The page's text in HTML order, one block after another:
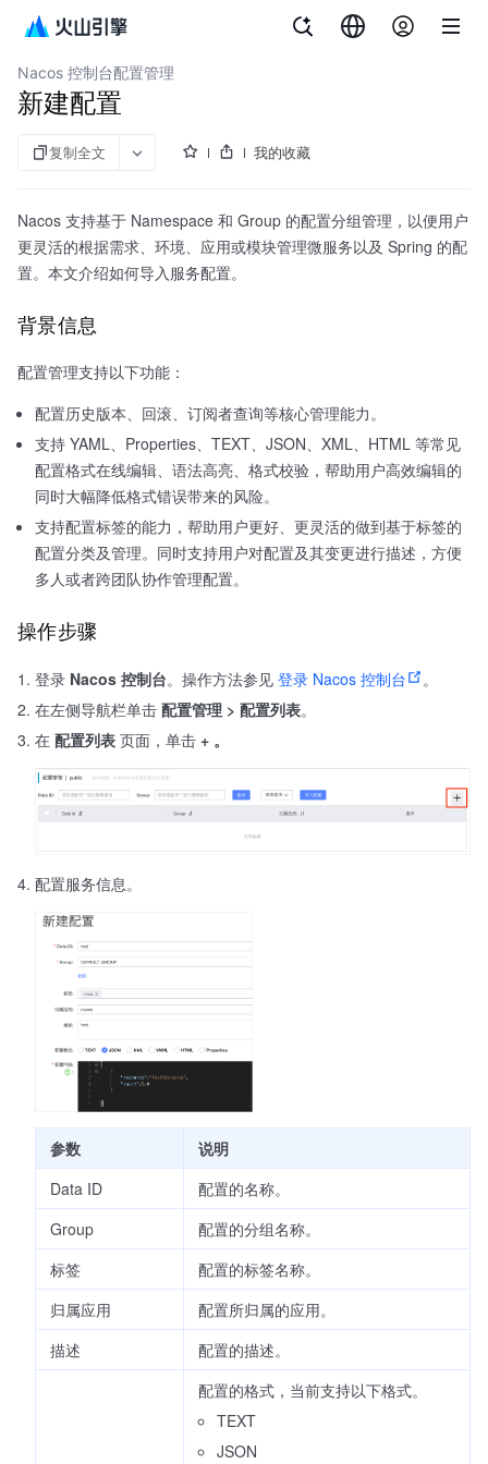
微服务引擎
Nacos 控制台配置管理
新建配置
复制全文 我的收藏
Nacos 支持基于 Namespace 和 Group 的配置分组管理，以便用户
更灵活的根据需求、环境、应用或模块管理微服务以及 Spring 的配
置。本文介绍如何导入服务配置。
背景信息
配置管理支持以下功能：
配置历史版本、回滚、订阅者查询等核心管理能力。
支持 YAML、Properties、TEXT、JSON、XML、HTML 等常见
配置格式在线编辑、语法高亮、格式校验，帮助用户高效编辑的
同时大幅降低格式错误带来的风险。
支持配置标签的能力，帮助用户更好、更灵活的做到基于标签的
配置分类及管理。同时支持用户对配置及其变更进行描述，方便
多人或者跨团队协作管理配置。
操作步骤
登录 Nacos 控制台。操作方法参见 登录 Nacos 控制台
。
在左侧导航栏单击 配置管理 > 配置列表。
在 配置列表 页面，单击 + 。
配置服务信息。
参数
说明
Data ID
配置的名称。
Group
配置的分组名称。
标签
配置的标签名称。
归属应用
配置所归属的应用。
描述
配置的描述。
配置的格式，当前支持以下格式。
TEXT
JSON